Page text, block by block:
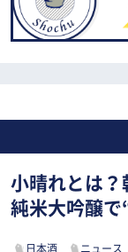
小晴れとは？
純米大吟醸で
日本酒 ニュース